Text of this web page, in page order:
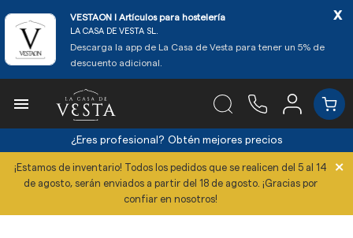
VESTAON l Artículos para hostelería
LA CASA DE VESTA SL.
Descarga la app de La Casa de Vesta para tener un 5% de
descuento adicional.
x

¿Eres profesional? Obtén mejores precios
¡Estamos de inventario! Todos los pedidos que se realicen del 5 al 14
de agosto, serán enviados a partir del 18 de agosto. ¡Gracias por
confiar en nosotros!
×